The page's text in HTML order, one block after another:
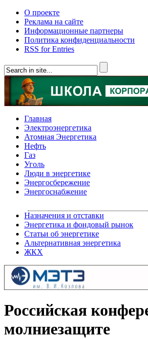
О проекте
Реклама на сайте
Информационные партнеры
Политика конфиденциальности
RSS for Entries
Главная
Электроэнергетика
Атомная Энергетика
Нефть
Газ
Уголь
Люди в энергетике
Энергосбережение
Энергоснабжение
Назначения и отставки
Энергетика и фондовый рынок
Статьи об энергетике
Альтернативная энергетика
ЖКХ
Российская
молниезащите